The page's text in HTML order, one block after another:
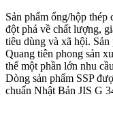
Sản phẩm ống/hộp
đột phá về chất lượng,
tiêu dùng và xã hội.
Quang tiên phong sản
thế một phần lớn nhu
Dòng sản phẩm SSP
chuẩn Nhật Bản JIS G